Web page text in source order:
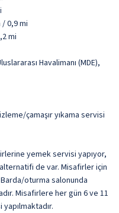
/ 0,9 mi
mi
Havalimanı (MDE),
çamaşır yıkama servisi
yemek servisi yapıyor,
de var. Misafirler için
oturma salonunda
Misafirlere her gün 6 ve 11